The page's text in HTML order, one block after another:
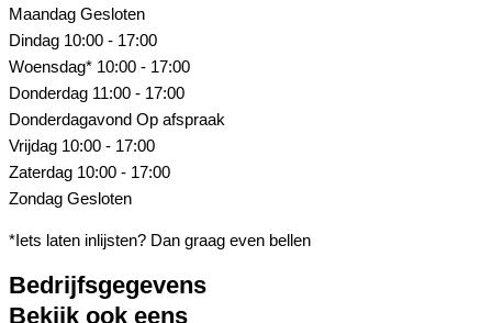
Maandag Gesloten
Dindag 10:00 - 17:00
Woensdag* 10:00 - 17:00
Donderdag 11:00 - 17:00
Donderdagavond Op afspraak
Vrijdag 10:00 - 17:00
Zaterdag 10:00 - 17:00
Zondag Gesloten
*Iets laten inlijsten? Dan graag even bellen
Bedrijfsgegevens
Bekijk ook eens